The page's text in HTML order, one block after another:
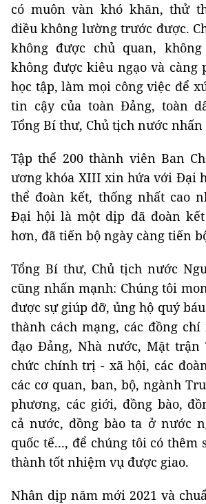
có muôn vàn khó khăn, thử
điều không lường trước được.
không được chủ quan,
không được kiêu ngạo và càng
học tập, làm mọi công việc để
tin cậy của toàn Đảng, toàn
Tổng Bí thư, Chủ tịch nước nhấn
Tập thể 200 thành viên Ban
ương khóa XIII xin hứa với Đại
thể đoàn kết, thống nhất cao
Đại hội là một dịp đã đoàn
hơn, đã tiến bộ ngày càng tiến
Tổng Bí thư, Chủ tịch nước
cũng nhấn mạnh: Chúng tôi
được sự giúp đỡ, ủng hộ quý
thành cách mạng, các đồng
đạo Đảng, Nhà nước, Mặt trận
chức chính trị - xã hội, các
các cơ quan, ban, bộ, ngành
phương, các giới, đồng bào,
cả nước, đồng bào ta ở nước
quốc tế..., để chúng tôi có thêm
thành tốt nhiệm vụ được giao.
Nhân dịp năm mới 2021 và